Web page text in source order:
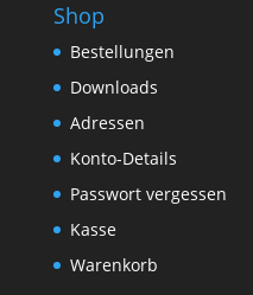
Shop
Bestellungen
Downloads
Adressen
Konto-Details
Passwort vergessen
Kasse
Warenkorb